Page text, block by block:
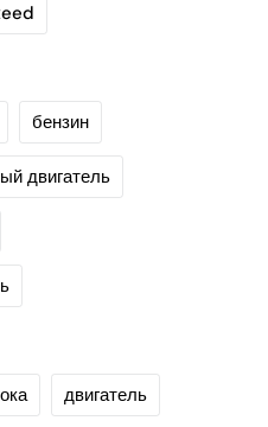
бензин
двигатель
двигатель